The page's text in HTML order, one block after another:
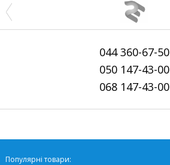
044360-67-50
050147-43-00
068147-43-00
Популярні товари: